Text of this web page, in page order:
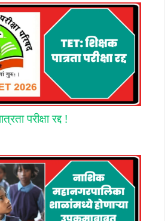
परीक्षा रद्द !